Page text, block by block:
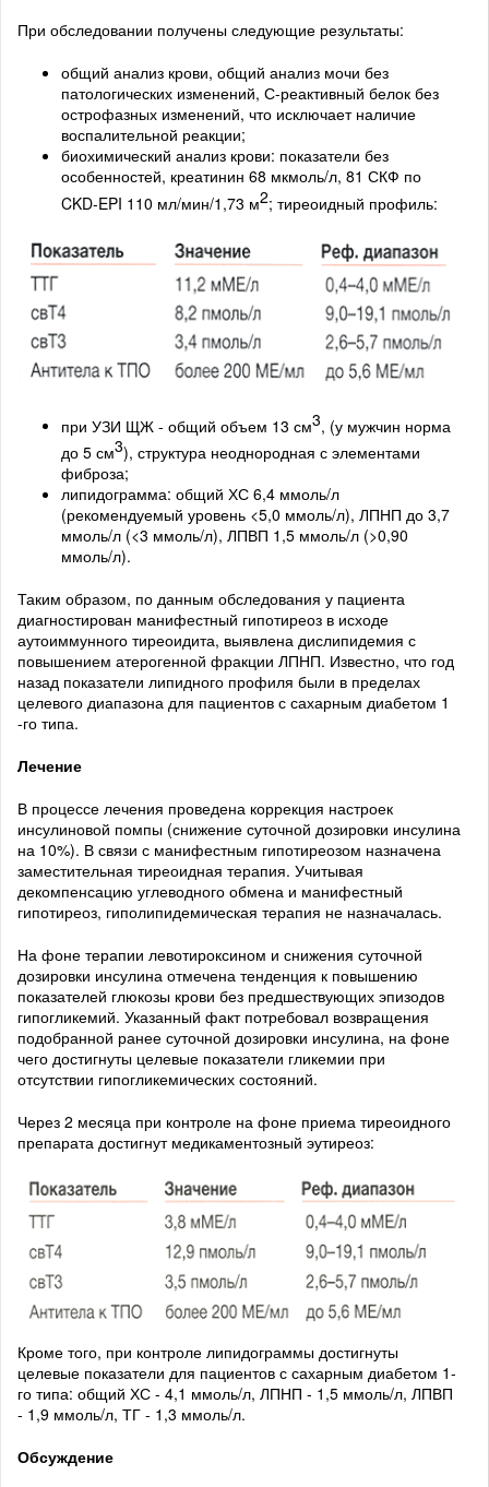
При обследовании получены следующие результаты:
общий анализ крови, общий анализ мочи без
патологических изменений, С-реактивный белок без
острофазных изменений, что исключает наличие
воспалительной реакции;
биохимический анализ крови: показатели без
особенностей, креатинин 68 мкмоль/л, 81 СКФ по
CKD-EPI 110 мл/мин/1,73 м2; тиреоидный профиль:
при УЗИ ЩЖ - общий объем 13 см3, (у мужчин норма
до 5 см3), структура неоднородная с элементами
фиброза;
липидограмма: общий ХС 6,4 ммоль/л
(рекомендуемый уровень <5,0 ммоль/л), ЛПНП до 3,7
ммоль/л (<3 ммоль/л), ЛПВП 1,5 ммоль/л (>0,90
ммоль/л).
Таким образом, по данным обследования у пациента
диагностирован манифестный гипотиреоз в исходе
аутоиммунного тиреоидита, выявлена дислипидемия с
повышением атерогенной фракции ЛПНП. Известно, что год
назад показатели липидного профиля были в пределах
целевого диапазона для пациентов с сахарным диабетом 1
-го типа.
Лечение
В процессе лечения проведена коррекция настроек
инсулиновой помпы (снижение суточной дозировки инсулина
на 10%). В связи с манифестным гипотиреозом назначена
заместительная тиреоидная терапия. Учитывая
декомпенсацию углеводного обмена и манифестный
гипотиреоз, гиполипидемическая терапия не назначалась.
На фоне терапии левотироксином и снижения суточной
дозировки инсулина отмечена тенденция к повышению
показателей глюкозы крови без предшествующих эпизодов
гипогликемий. Указанный факт потребовал возвращения
подобранной ранее суточной дозировки инсулина, на фоне
чего достигнуты целевые показатели гликемии при
отсутствии гипогликемических состояний.
Через 2 месяца при контроле на фоне приема тиреоидного
препарата достигнут медикаментозный эутиреоз:
Кроме того, при контроле липидограммы достигнуты
целевые показатели для пациентов с сахарным диабетом 1-
го типа: общий ХС - 4,1 ммоль/л, ЛПНП - 1,5 ммоль/л, ЛПВП
- 1,9 ммоль/л, ТГ - 1,3 ммоль/л.
Обсуждение